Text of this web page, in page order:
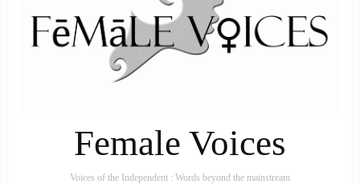
Female Voices
Voices of the Independent : Words beyond the mainstream